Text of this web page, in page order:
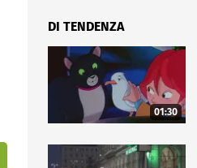
DI TENDENZA
01:30